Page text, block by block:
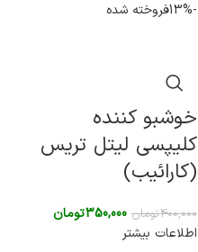
-13% فروخته شده
خوشبو کننده
کلیپسی لیتل تریس
(کارائیب)
400,000تومان 350,000تومان
اطلاعات بیشتر